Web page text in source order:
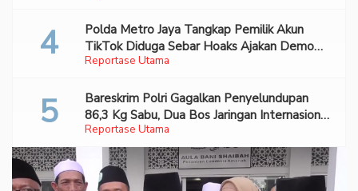
Reportase Utama
Polda Metro Jaya Tangkap Pemilik Akun
TikTok Diduga Sebar Hoaks Ajakan Demo
Turunkan Prabowo-Gibran
Reportase Utama
Bareskrim Polri Gagalkan Penyelundupan
86,3 Kg Sabu, Dua Bos Jaringan Internasional
Diburu